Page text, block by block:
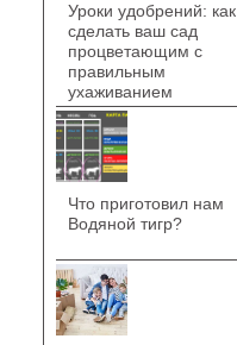
Уроки удобрений: как
сделать ваш сад
процветающим с
правильным
ухаживанием
Что приготовил нам
Водяной тигр?